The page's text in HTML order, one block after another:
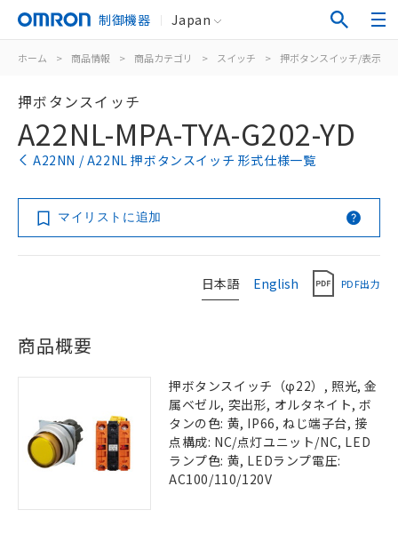
制御機器 Japan
ホーム > 商品情報 > 商品カテゴリ > スイッチ > 押ボタンスイッチ/表示灯
押ボタンスイッチ
A22NL-MPA-TYA-G202-YD
A22NN / A22NL 押ボタンスイッチ 形式仕様一覧
マイリストに追加
日本語 English PDF出力
商品概要
押ボタンスイッチ（φ22）, 照光, 金
属ベゼル, 突出形, オルタネイト, ボ
タンの色: 黄, IP66, ねじ端子台, 接
点構成: NC/点灯ユニット/NC, LED
ランプ色: 黄, LEDランプ電圧:
AC100/110/120V